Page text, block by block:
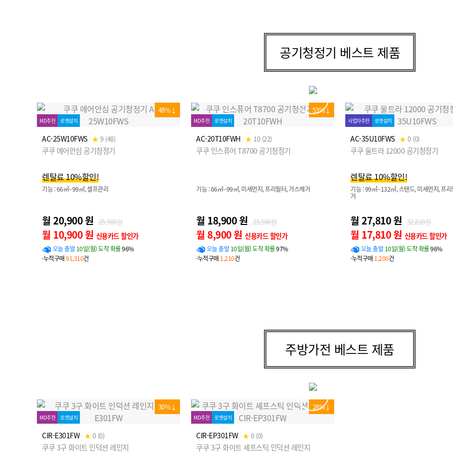
공기청정기 베스트 제품
48%↓
MD추천 로켓설치
AC-25W10FWS ★ 9 (48)
쿠쿠 에어안심 공기청정기
렌탈료 10%할인!
기능 : 66㎡~99㎡, 셀프관리
월 20,900 원 25,900원
월 10,900 원 신용카드 할인가
오늘 출발 10일(월) 도착 확률96%
·누적구매91,310건
53%↓
MD추천 로켓설치
AC-20T10FWH ★ 10 (22)
쿠쿠 인스퓨어 T8700 공기청정기
기능 : 66㎡~99㎡, 미세먼지, 프리필터, 가스제거
월 18,900 원 23,900원
월 8,900 원 신용카드 할인가
오늘 출발 10일(월) 도착 확률97%
·누적구매 1,210건
사업자추천 로켓설치
AC-35U10FWS ★ 0 (0)
쿠쿠 울트라 12000 공기청정기
렌탈료 10%할인!
기능 : 99㎡~132㎡, 스탠드, 미세먼지, 프리
거
월 27,810 원 32,810원
월 17,810 원 신용카드 할인가
오늘 출발 10일(월) 도착 확률96%
·누적구매 1,200건
주방가전 베스트 제품
30%↓
MD추천 로켓설치
CIR-E301FW ★ 0 (0)
쿠쿠 3구 화이트 인덕션 레인지
28%↓
MD추천 로켓설치
CIR-EP301FW ★ 0 (0)
쿠쿠 3구 화이트 셰프스틱 인덕션 레인지